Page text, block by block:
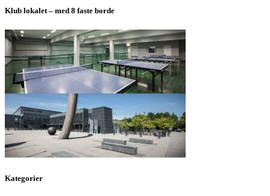
Klub lokalet – med 8 faste borde
Kategorier